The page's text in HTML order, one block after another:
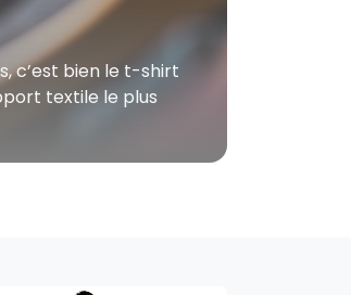
c’est bien le t-shirt
textile le plus